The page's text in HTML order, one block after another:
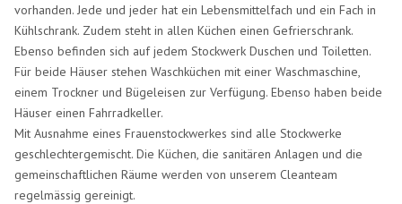
vorhanden. Jede und jeder hat ein Lebensmittelfach und ein Fach in
Kühlschrank. Zudem steht in allen Küchen einen Gefrierschrank.
Ebenso befinden sich auf jedem Stockwerk Duschen und Toiletten.
Für beide Häuser stehen Waschküchen mit einer Waschmaschine,
einem Trockner und Bügeleisen zur Verfügung. Ebenso haben beide
Häuser einen Fahrradkeller.
Mit Ausnahme eines Frauenstockwerkes sind alle Stockwerke
geschlechtergemischt. Die Küchen, die sanitären Anlagen und die
gemeinschaftlichen Räume werden von unserem Cleanteam
regelmässig gereinigt.